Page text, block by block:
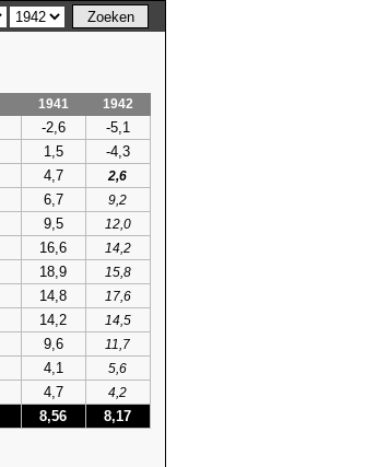
1941
1942
-2,6 -5,1
1,5 -4,3
4,7
2,6
6,7
9,2
9,5
12,0
16,6
14,2
18,9
15,8
14,8
17,6
14,2
14,5
9,6
11,7
4,1
5,6
4,7 4,2
8,56 8,17